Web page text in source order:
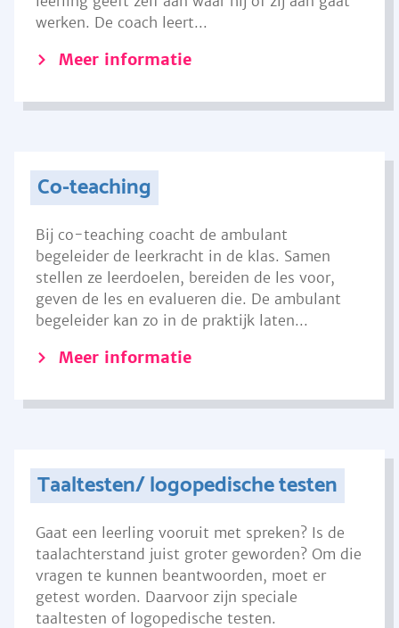
werken. De coach leert...
Meer informatie
Co-teaching
Bij co-teaching coacht de ambulant
begeleider de leerkracht in de klas. Samen
stellen ze leerdoelen, bereiden de les voor,
geven de les en evalueren die. De ambulant
begeleider kan zo in de praktijk laten...
Meer informatie
Taaltesten/ logopedische testen
Gaat een leerling vooruit met spreken? Is de
taalachterstand juist groter geworden? Om die
vragen te kunnen beantwoorden, moet er
getest worden. Daarvoor zijn speciale
taaltesten of logopedische testen.